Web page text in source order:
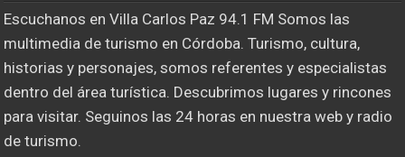
Escuchanos en Villa Carlos Paz 94.1 FM Somos las
multimedia de turismo en Córdoba. Turismo, cultura,
historias y personajes, somos referentes y especialistas
dentro del área turística. Descubrimos lugares y rincones
para visitar. Seguinos las 24 horas en nuestra web y radio
de turismo.